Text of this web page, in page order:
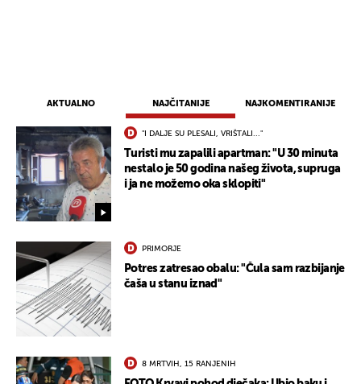
AKTUALNO NAJČITANIJE NAJKOMENTIRANIJE
"I DALJE SU PLESALI, VRIŠTALI..."
Turisti mu zapalili apartman: "U 30 minuta
nestalo je 50 godina našeg života, supruga
i ja ne možemo oka sklopiti"
PRIMORJE
Potres zatresao obalu: "Čula sam razbijanje
čaša u stanu iznad"
8 MRTVIH, 15 RANJENIH